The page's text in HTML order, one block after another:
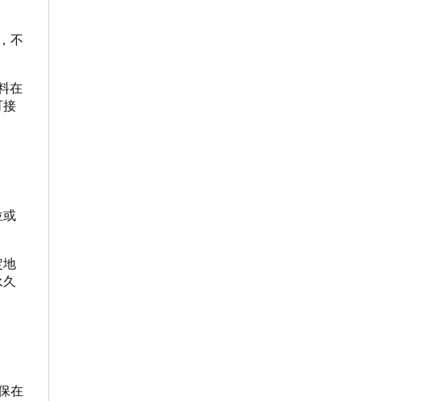
不
在
接
或
地
在